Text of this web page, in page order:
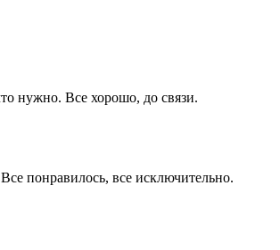
нужно. Все хорошо, до связи.
понравилось, все исключительно.